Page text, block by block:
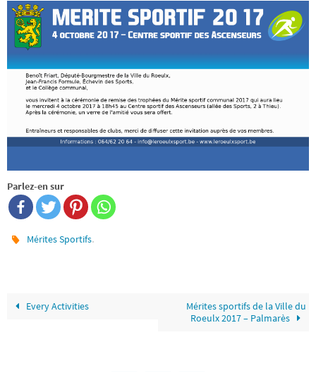
Parlez-en sur
Mérites Sportifs.
Every Activities
Mérites sportifs de la Ville du
Roeulx 2017 – Palmarès